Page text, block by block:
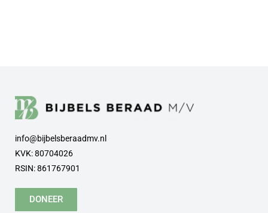
info@bijbelsberaadmv.nl
KVK: 80704026
RSIN: 861767901
DONEER